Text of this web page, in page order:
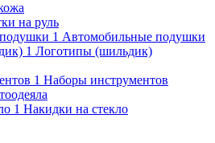
на руль
Автомобильные подушки
Логотипы (шильдик)
Наборы инструментов
Накидки на стекло